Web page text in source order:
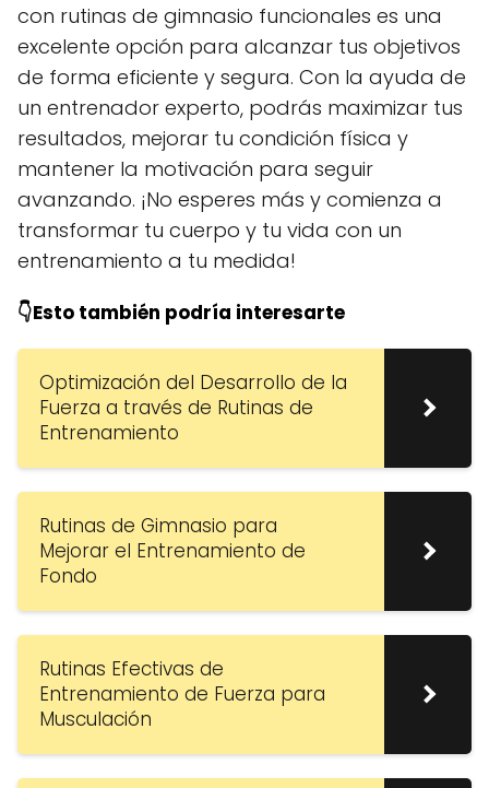
con rutinas de gimnasio funcionales es una
excelente opción para alcanzar tus objetivos
de forma eficiente y segura. Con la ayuda de
un entrenador experto, podrás maximizar tus
resultados, mejorar tu condición física y
mantener la motivación para seguir
avanzando. ¡No esperes más y comienza a
transformar tu cuerpo y tu vida con un
entrenamiento a tu medida!
👇Esto también podría interesarte
Optimización del Desarrollo de la
Fuerza a través de Rutinas de
Entrenamiento
Rutinas de Gimnasio para
Mejorar el Entrenamiento de
Fondo
Rutinas Efectivas de
Entrenamiento de Fuerza para
Musculación